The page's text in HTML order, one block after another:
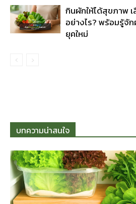
กินผักให้ได้สุขภาพ
อย่างไร? พร้อมรู้จั
ยุคใหม่
บทความน่าสนใจ